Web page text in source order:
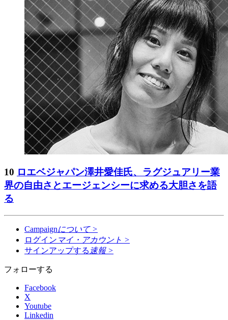
10 ロエベジャパン澤井愛佳氏、ラグジュアリー業
界の自由さとエージェンシーに求める大胆さを語
る
Campaignについて >
ログイン マイ・アカウント >
サインアップする 速報 >
フォローする
Facebook
X
Youtube
Linkedin